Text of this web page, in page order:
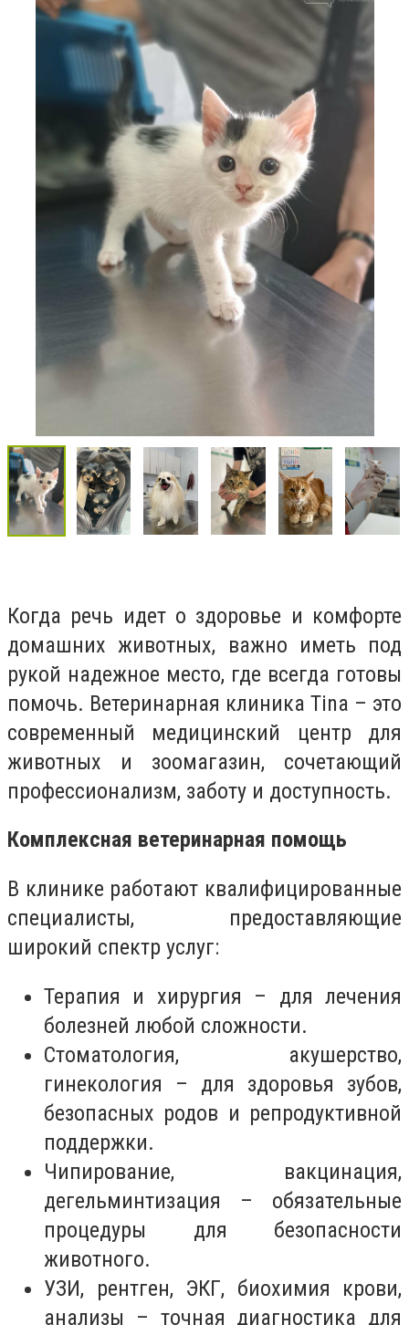
Когда речь идет о здоровье и комфорте
домашних животных, важно иметь под
рукой надежное место, где всегда готовы
помочь. Ветеринарная клиника Tina – это
современный медицинский центр для
животных и зоомагазин, сочетающий
профессионализм, заботу и доступность.
Комплексная ветеринарная помощь
В клинике работают квалифицированные
специалисты, предоставляющие
широкий спектр услуг:
Терапия и хирургия – для лечения
болезней любой сложности.
Стоматология, акушерство,
гинекология – для здоровья зубов,
безопасных родов и репродуктивной
поддержки.
Чипирование, вакцинация,
дегельминтизация – обязательные
процедуры для безопасности
животного.
УЗИ, рентген, ЭКГ, биохимия крови,
анализы – точная диагностика для